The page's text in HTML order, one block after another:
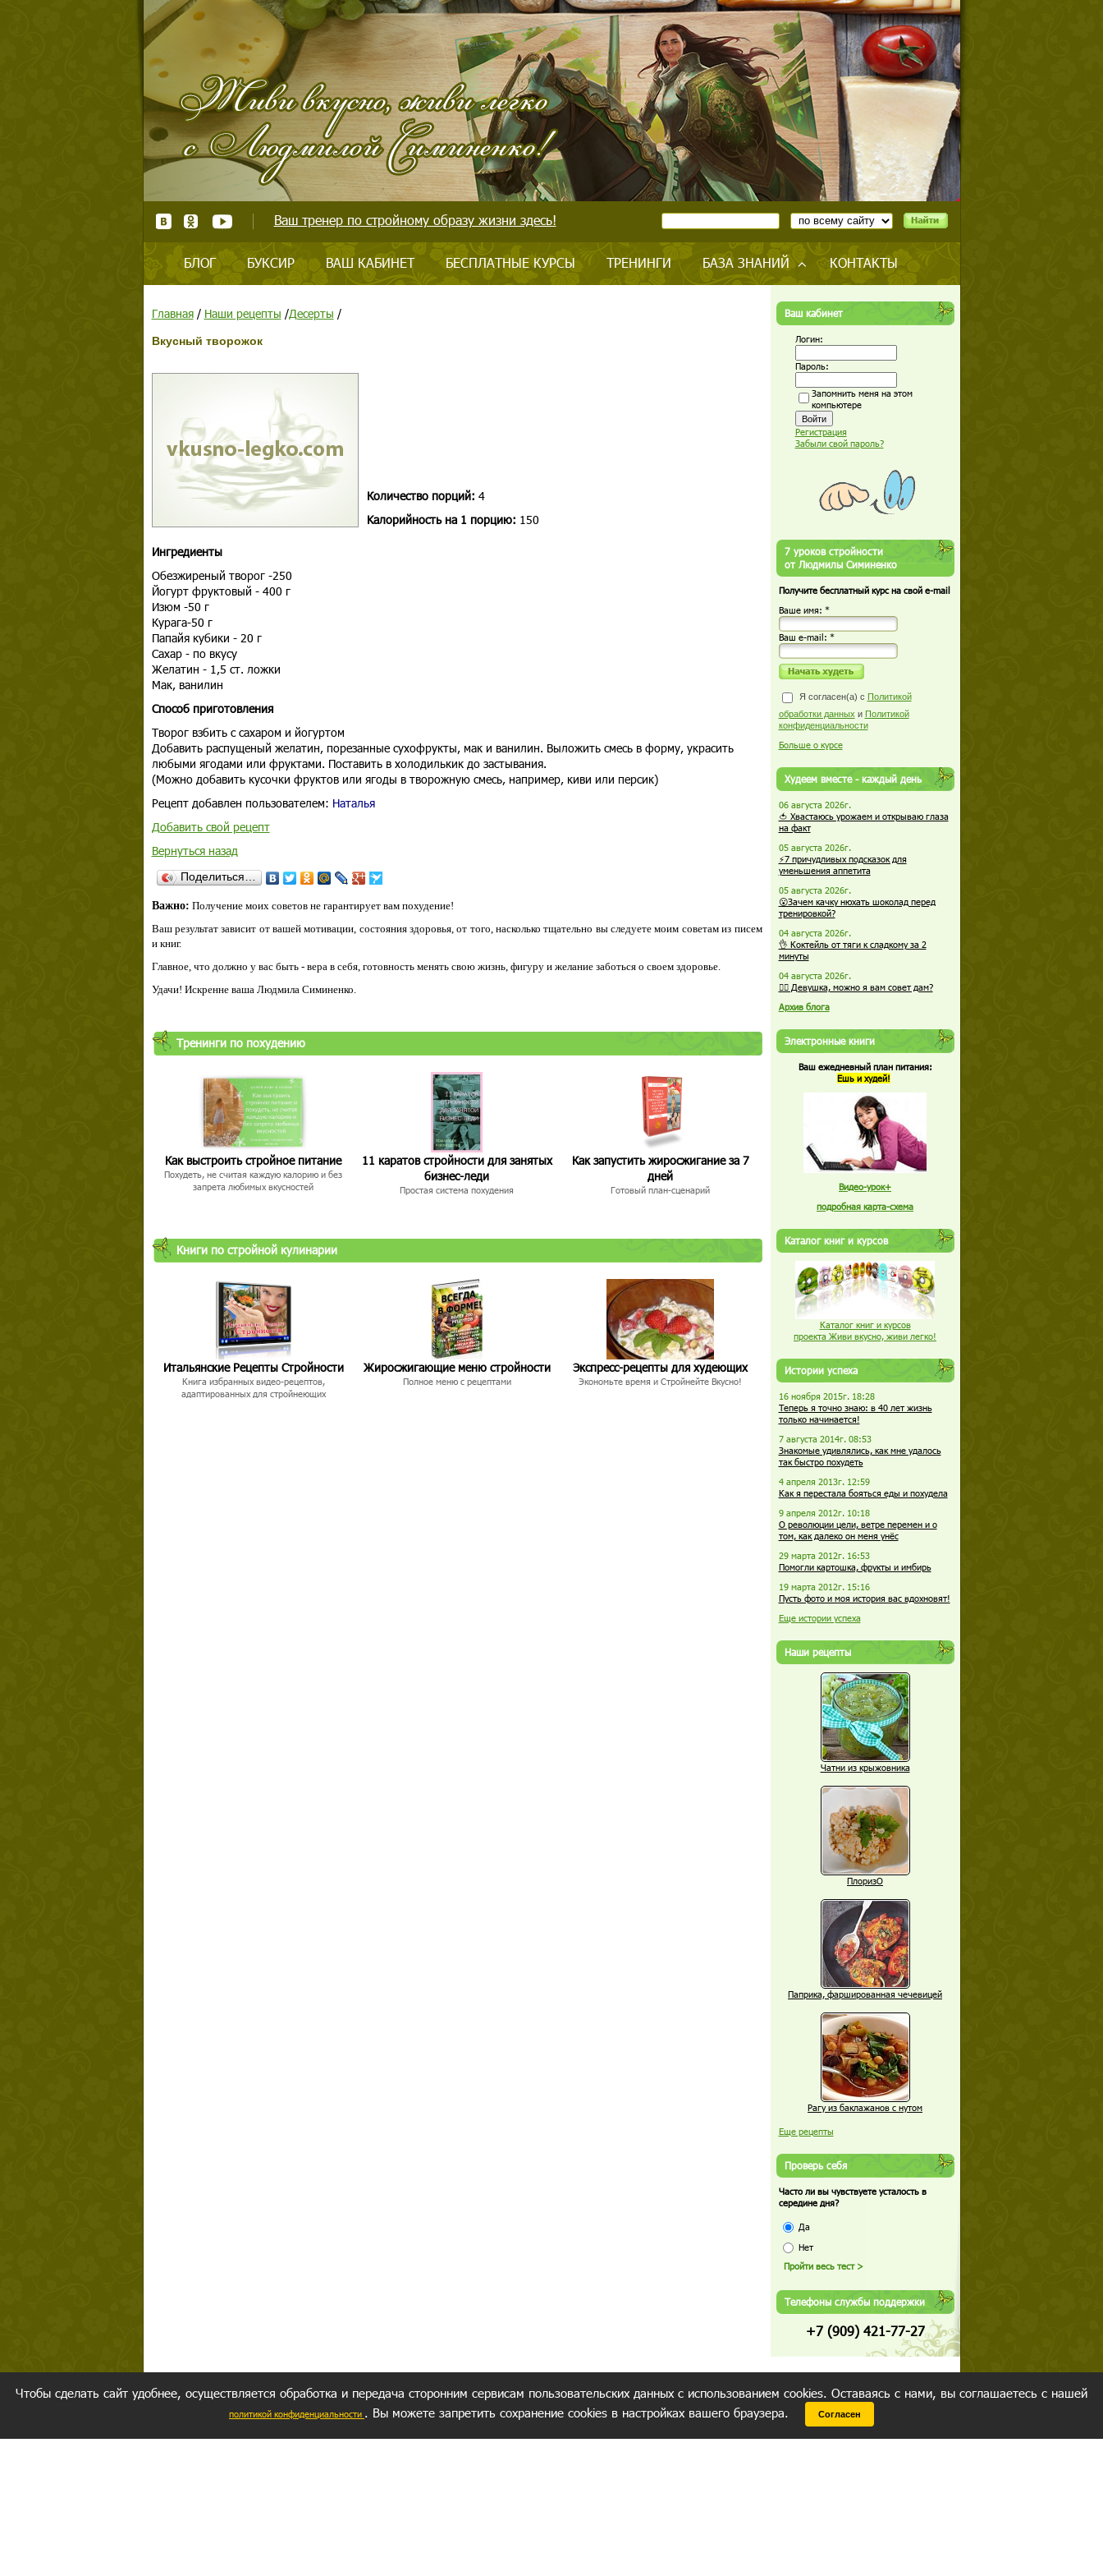
Ваш тренер по стройному образу жизни здесь!
БЛОГ БУКСИР ВАШ КАБИНЕТ БЕСПЛАТНЫЕ КУРСЫ ТРЕНИНГИ БАЗА ЗНАНИЙ КОНТАКТЫ
Главная/ Наши рецепты /Десерты /
Вкусный творожок
Количество порций: 4
Kалорийность на 1 порцию: 150
Ингредиенты
Обезжиреный творог -250
Йогурт фруктовый - 400 г
Изюм -50 г
Курага-50 г
Папайя кубики - 20 г
Сахар - по вкусу
Желатин - 1,5 ст. ложки
Мак, ванилин
Способ приготовления
Творог взбить с сахаром и йогуртом
Добавить распущеный желатин, порезанные сухофрукты, мак и ванилин. Выложить смесь в форму, украсить
любыми ягодами или фруктами. Поставить в холодилькик до застывания.
(Можно добавить кусочки фруктов или ягоды в творожную смесь, например, киви или персик)
Рецепт добавлен пользователем: Наталья
Добавить свой рецепт
Вернуться назад
Поделиться…
Важно: Получение моих советов не гарантирует вам похудение!
Ваш результат зависит от вашей мотивации, состояния здоровья, от того, насколько тщательно вы следуете моим советам из писем
и книг.
Главное, что должно у вас быть - вера в себя, готовность менять свою жизнь, фигуру и желание заботься о своем здоровье.
Удачи! Искренне ваша Людмила Симиненко.
Тренинги по похудению
Как выстроить стройное питание
Похудеть, не считая каждую калорию и без
запрета любимых вкусностей
11 каратов стройности для занятых
бизнес-леди
Простая система похудения
Как запустить жиросжигание за 7
дней
Готовый план-сценарий
Книги по стройной кулинарии
Итальянские Рецепты Стройности
Книга избранных видео-рецептов,
адаптированных для стройнеющих
Жиросжигающие меню стройности
Полное меню с рецептами
Экспресс-рецепты для худеющих
Экономьте время и Стройнейте Вкусно!
Ваш кабинет
Логин:
Пароль:
Запомнить меня на этом
компьютере
Регистрация
Забыли свой пароль?
7 уроков стройности
от Людмилы Симиненко
Получите бесплатный курс на свой e-mail
Ваше имя: *
Ваш е-mail: *
Я согласен(а) с Политикой
обработки данных и Политикой
конфиденциальности
Больше о курсе
Худеем вместе - каждый день
06 августа 2026г.
🍅 Хвастаюсь урожаем и открываю глаза
на факт
05 августа 2026г.
⚡7 причудливых подсказок для
уменьшения аппетита
05 августа 2026г.
😮Зачем качку нюхать шоколад перед
тренировкой?
04 августа 2026г.
👌 Коктейль от тяги к сладкому за 2
минуты
04 августа 2026г.
🏋️‍♀️ Девушка, можно я вам совет дам?
Архив блога
Электронные книги
Ваш ежедневный план питания:
Ешь и худей!
Видео-урок+
подробная карта-схема
Каталог книг и курсов
Каталог книг и курсов
проекта Живи вкусно, живи легко!
Истории успеха
16 ноября 2015г. 18:28
Теперь я точно знаю: в 40 лет жизнь
только начинается!
7 августа 2014г. 08:53
Знакомые удивлялись, как мне удалось
так быстро похудеть
4 апреля 2013г. 12:59
Как я перестала бояться еды и похудела
9 апреля 2012г. 10:18
О революции цели, ветре перемен и о
том, как далеко он меня унёс
29 марта 2012г. 16:53
Помогли картошка, фрукты и имбирь
19 марта 2012г. 15:16
Пусть фото и моя история вас вдохновят!
Еще истории успеха
Наши рецепты
Чатни из крыжовника
ПлоризО
Паприка, фаршированная чечевицей
Рагу из баклажанов с нутом
Еще рецепты
Проверь себя
Часто ли вы чувствуете усталость в
середине дня?
Да
Нет
Телефоны службы поддержки
+7 (909) 421-77-27
Чтобы сделать сайт удобнее, осуществляется обработка и передача сторонним сервисам пользовательских данных с использованием cookies. Оставаясь с нами, вы соглашаетесь с нашей
политикой конфиденциальности . Вы можете запретить сохранение cookies в настройках вашего браузера. Согласен